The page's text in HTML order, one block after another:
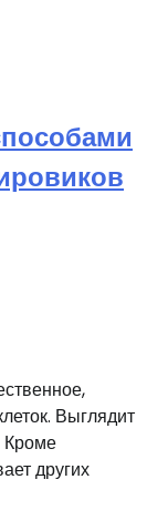
Выглядит
Кроме
других